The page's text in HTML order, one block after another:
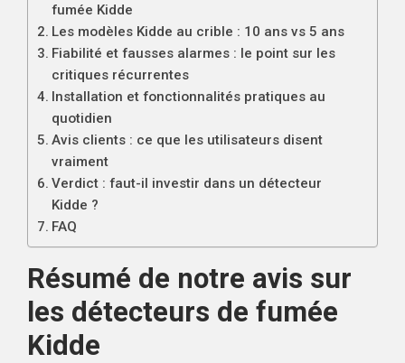
fumée Kidde
Les modèles Kidde au crible : 10 ans vs 5 ans
Fiabilité et fausses alarmes : le point sur les
critiques récurrentes
Installation et fonctionnalités pratiques au
quotidien
Avis clients : ce que les utilisateurs disent
vraiment
Verdict : faut-il investir dans un détecteur
Kidde ?
FAQ
Résumé de notre avis sur
les détecteurs de fumée
Kidde